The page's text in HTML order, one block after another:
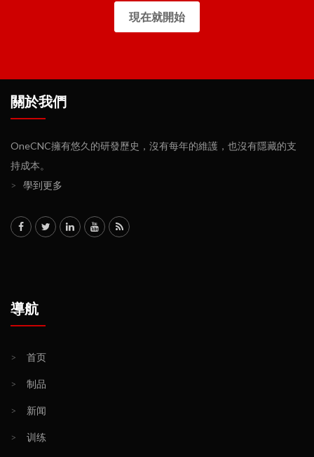
現在就開始
關於我們
OneCNC擁有悠久的研發歷史，沒有每年的維護，也沒有隱藏的支
持成本。
>
學到更多
導航
> 首页
> 制品
> 新闻
> 训练